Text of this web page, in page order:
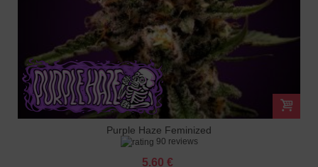
Purple Haze Feminized
90 reviews
5.60 €